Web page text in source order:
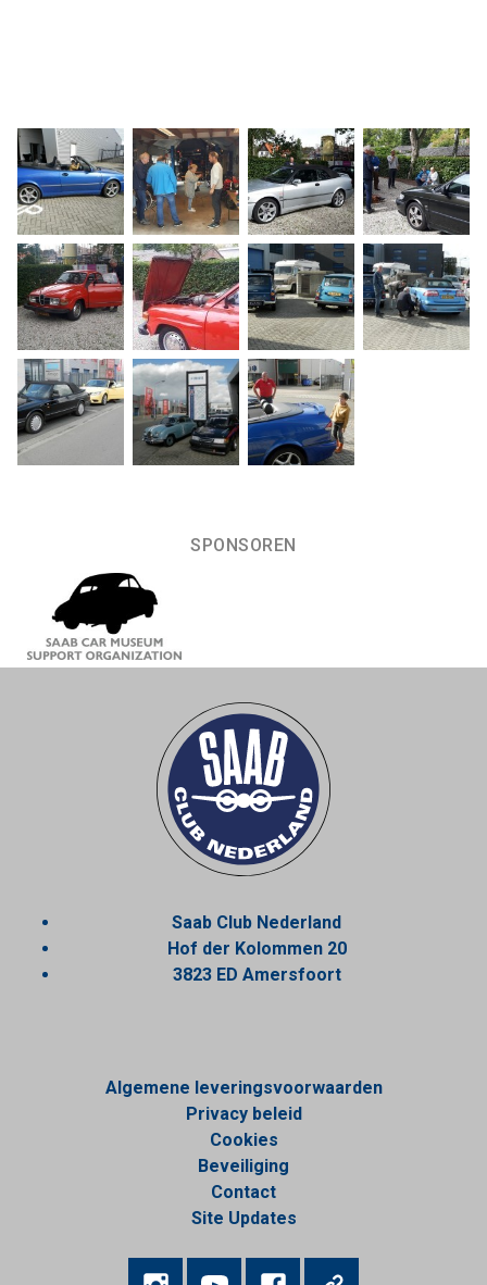
SPONSOREN
Saab Club Nederland
Hof der Kolommen 20
3823 ED Amersfoort
Algemene leveringsvoorwaarden
Privacy beleid
Cookies
Beveiliging
Contact
Site Updates